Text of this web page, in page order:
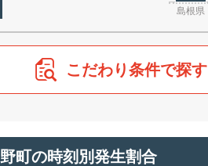
島根県
こだわり条件で探す
町の時刻別発生割合